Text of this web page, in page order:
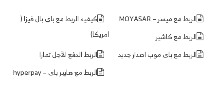
كيفيه الربط مع باي بال فيزا (
امريكا)
الربط مع ميسر – MOYASAR
الربط مع كاشير
الربط الدفع الآجل تمارا
الربط مع باى موب اصدار جديد
الربط مع هايبر باى – hyperpay